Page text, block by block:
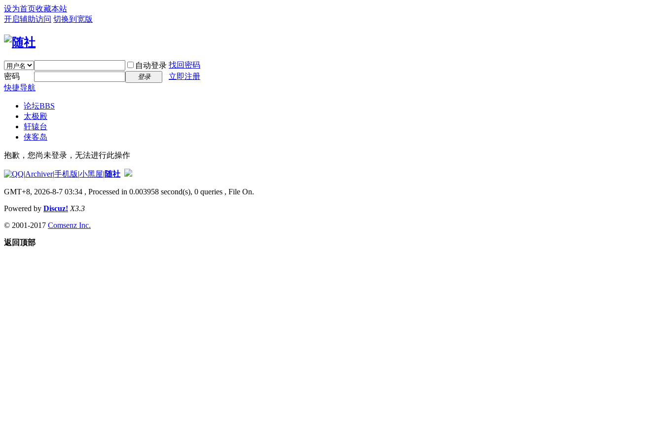
设为首页收藏本站
开启辅助访问 切换到宽版
自动登录 找回密码
密码
登录
立即注册
快捷导航
论坛BBS
太极殿
轩辕台
侠客岛
抱歉，您尚未登录，无法进行此操作
|Archiver|手机版|小黑屋|随社
GMT+8, 2026-8-7 03:34 , Processed in 0.003958 second(s), 0 queries , File On.
Powered by Discuz! X3.3
© 2001-2017 Comsenz Inc.
返回顶部